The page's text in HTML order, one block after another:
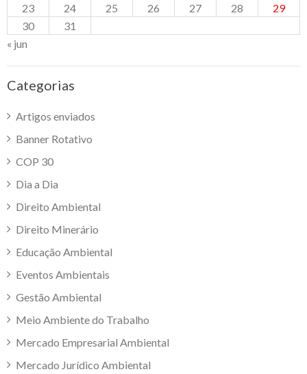
23
24 25 26 27 28
29
30
31
« jun
Categorias
Artigos enviados
Banner Rotativo
COP 30
Dia a Dia
Direito Ambiental
Direito Minerário
Educação Ambiental
Eventos Ambientais
Gestão Ambiental
Meio Ambiente do Trabalho
Mercado Empresarial Ambiental
Mercado Jurídico Ambiental